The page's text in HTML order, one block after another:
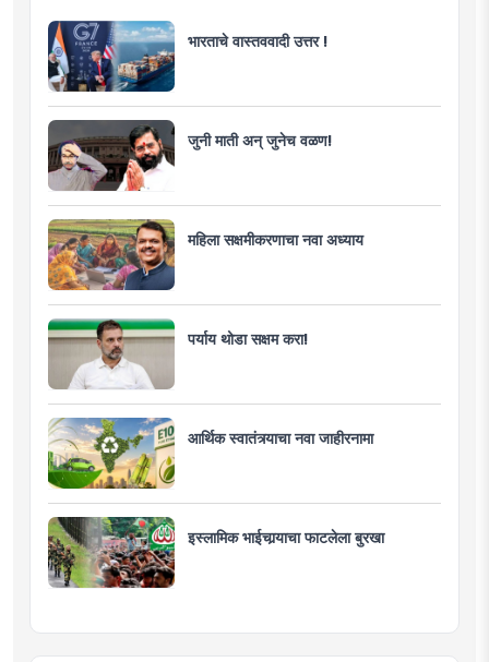
भारताचे वास्तववादी उत्तर !
जुनी माती अन् जुनेच वळण!
महिला सक्षमीकरणाचा नवा अध्याय
पर्याय थोडा सक्षम करा!
आर्थिक स्वातंत्र्याचा नवा जाहीरनामा
इस्लामिक भाईचार्‍याचा फाटलेला बुरखा